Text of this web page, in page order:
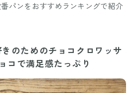
パンをおすすめランキングで紹介
のためのチョコクロワッサ
コで満足感たっぷり